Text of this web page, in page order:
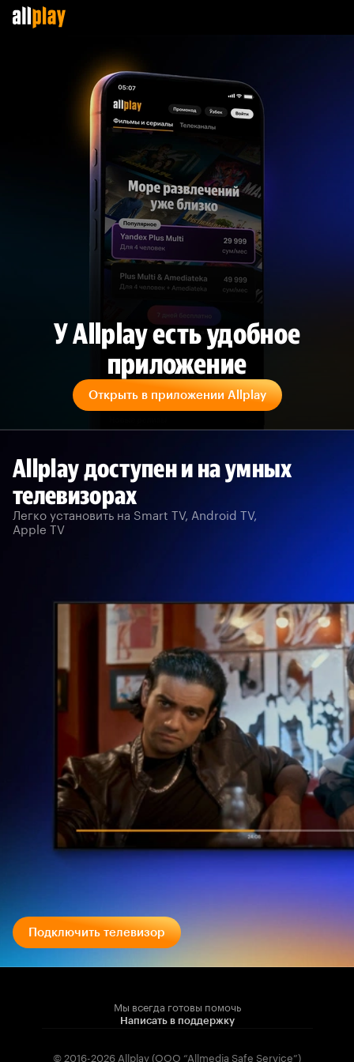
У Allplay есть удобное
приложение
Открыть в приложении Allplay
Allplay доступен и на умных
телевизорах
Легко установить на Smart TV, Android TV,
Apple TV
Подключить телевизор
Мы всегда готовы помочь
Написать в поддержку
© 2016-2026 Allplay (OOO “Allmedia Safe Service”)